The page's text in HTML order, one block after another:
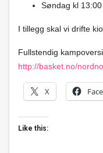
Søndag kl
I tillegg skal vi drifte
Fullstendig
http://basket.no/
X
Like this: